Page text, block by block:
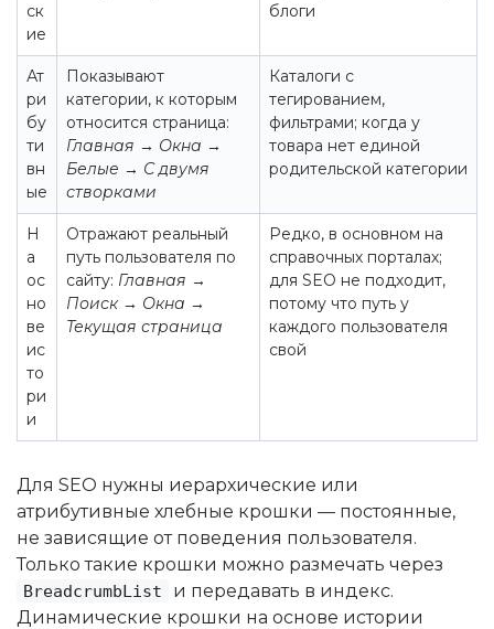
ск
ие
блоги
Ат
ри
бу
ти
вн
ые
Показывают
категории, к которым
относится страница:
Главная → Окна →
Белые → С двумя
створками
Каталоги с
тегированием,
фильтрами; когда у
товара нет единой
родительской категории
Н
а
ос
но
ве
ис
то
ри
и
Отражают реальный
путь пользователя по
сайту: Главная →
Поиск → Окна →
Текущая страница
Редко, в основном на
справочных порталах;
для SEO не подходит,
потому что путь у
каждого пользователя
свой
Для SEO нужны иерархические или
атрибутивные хлебные крошки — постоянные,
не зависящие от поведения пользователя.
Только такие крошки можно размечать через
BreadcrumbList
и передавать в индекс.
Динамические крошки на основе истории